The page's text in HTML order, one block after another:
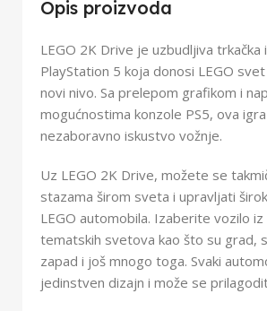
Opis proizvoda
LEGO 2K Drive je uzbudljiva trkačka
PlayStation 5 koja donosi LEGO
novi nivo. Sa prelepom grafikom i
mogućnostima konzole PS5, ova
nezaboravno iskustvo vožnje.
Uz LEGO 2K Drive, možete se
stazama širom sveta i upravljati
LEGO automobila. Izaberite vozilo iz
tematskih svetova kao što su grad,
zapad i još mnogo toga. Svaki
jedinstven dizajn i može se